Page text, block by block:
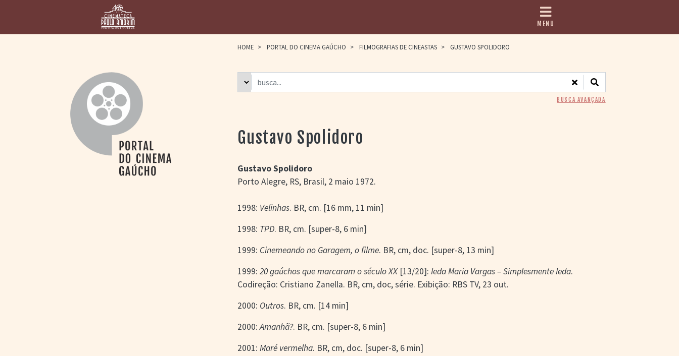
PAULO AMORIM
> HOMENAGEADOS
> ASSOCIAÇÃO DOS
> BIBLIOTECA
ROMEU GRIMALDI
MENU
HOME > PORTAL DO CINEMA GAÚCHO > FILMOGRAFIAS DE CINEASTAS > GUSTAVO SPOLIDORO
BUSCA AVANÇADA
Gustavo Spolidoro
Gustavo Spolidoro
Porto Alegre, RS, Brasil, 2 maio 1972.
1998: Velinhas. BR, cm. [16 mm, 11 min]
1998: TPD. BR, cm. [super-8, 6 min]
1999: Cinemeando no Garagem, o filme. BR, cm, doc. [super-8, 13 min]
1999:20 gaúchos que marcaram o século XX[13/20]:Ieda Maria Vargas – Simplesmente Ieda.
Codireção: Cristiano Zanella. BR, cm, doc, série. Exibição: RBS TV, 23 out.
2000: Outros. BR, cm. [14 min]
2000:Amanhã?. BR, cm. [super-8, 6 min]
2001:Maré vermelha. BR, cm, doc. [super-8, 6 min]